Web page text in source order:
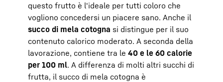
questo frutto è l'ideale per tutti coloro che
vogliono concedersi un piacere sano. Anche il
succo di mela cotogna si distingue per il suo
contenuto calorico moderato. A seconda della
lavorazione, contiene tra le 40 e le 60 calorie
per 100 ml. A differenza di molti altri succhi di
frutta, il succo di mela cotogna è